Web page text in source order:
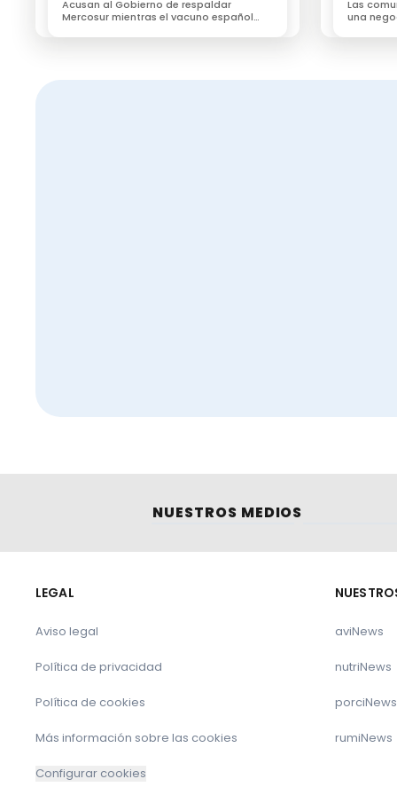
Acusan al Gobierno de respaldar
Mercosur mientras el vacuno español
acceder sin las mismas exigencias
Las
una
las
NUESTROS MEDIOS
LEGAL
Aviso legal
Política de privacidad
Política de cookies
Más información sobre las cookies
Configurar cookies
aviNews
nutriNews
porciNews
rumiNews